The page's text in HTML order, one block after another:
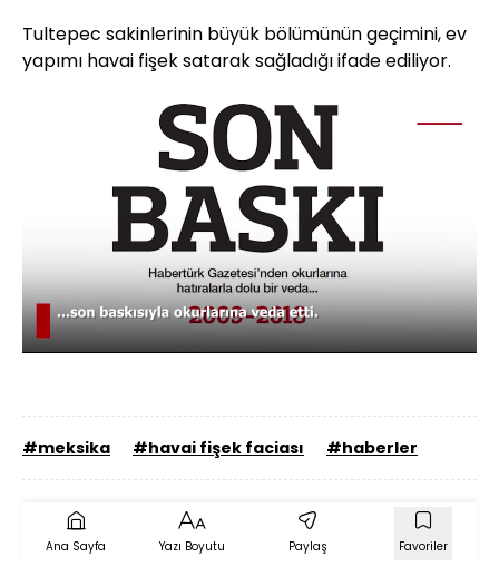
Tultepec sakinlerinin büyük bölümünün geçimini, ev
yapımı havai fişek satarak sağladığı ifade ediliyor.
Aç
Yüklendi:
47.92%
Hızı
#meksika #havai fişek faciası #haberler
Ana Sayfa Yazı Boyutu Paylaş Favoriler